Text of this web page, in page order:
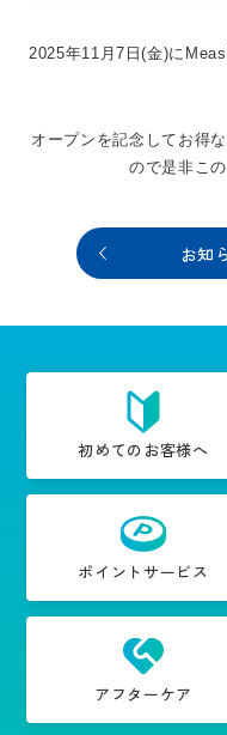
2025年11月7日(金)に
オープンを記念してお得
ので是非こ
お知
初めてのお客様へ
ポイントサービス
アフターケア